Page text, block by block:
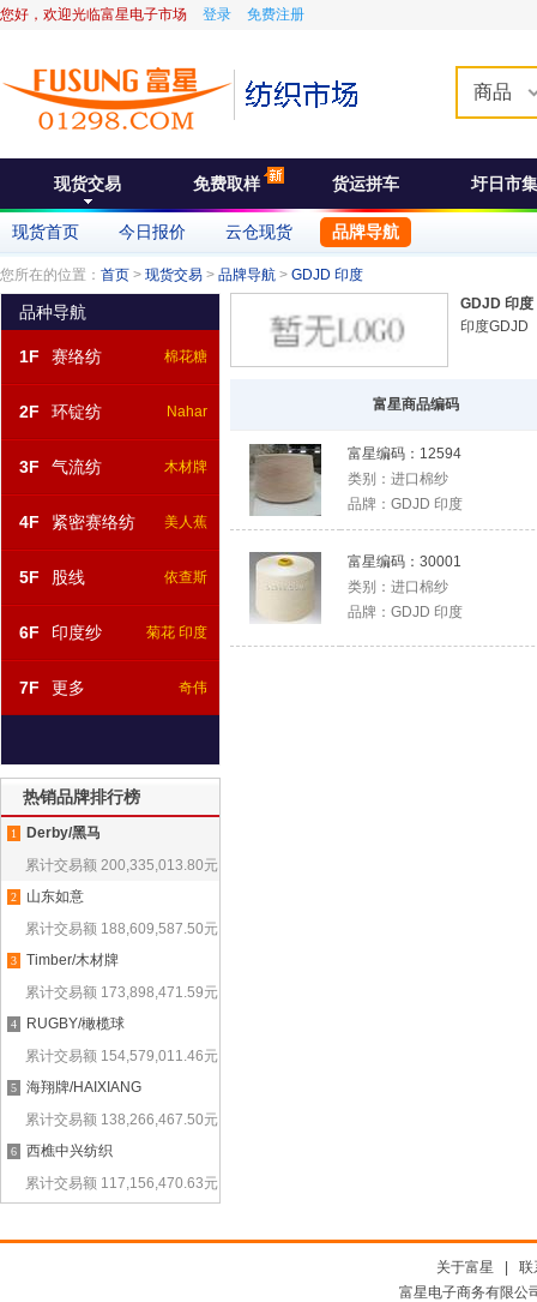
您好，欢迎光临富星电子市场 登录 免费注册
商品
现货交易 免费取样 货运拼车 圩日市集
现货首页 今日报价 云仓现货 品牌导航
您所在的位置： 首页 > 现货交易 > 品牌导航 > GDJD 印度
品种导航
1F 赛络纺 棉花糖
2F 环锭纺 Nahar
3F 气流纺 木材牌
4F 紧密赛络纺 美人蕉
5F 股线 依查斯
6F 印度纱 菊花 印度
7F 更多 奇伟
热销品牌排行榜
1
Derby/黑马
累计交易额 200,335,013.80元
2
山东如意
累计交易额 188,609,587.50元
3
Timber/木材牌
累计交易额 173,898,471.59元
4
RUGBY/橄榄球
累计交易额 154,579,011.46元
5
海翔牌/HAIXIANG
累计交易额 138,266,467.50元
6
西樵中兴纺织
累计交易额 117,156,470.63元
GDJD 印度
印度GDJD
富星商品编码
富星编码： 12594
类别： 进口棉纱
品牌： GDJD 印度
富星编码： 30001
类别： 进口棉纱
品牌： GDJD 印度
关于富星
联
富星电子商务有限公